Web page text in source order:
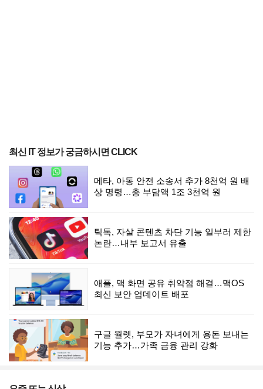
최신 IT 정보가 궁금하시면 CLICK
메타, 아동 안전 소송서 추가 8천억 원 배
상 명령…총 부담액 1조 3천억 원
틱톡, 자살 콘텐츠 차단 기능 일부러 제한
논란…내부 보고서 유출
애플, 맥 화면 공유 취약점 해결…맥OS
최신 보안 업데이트 배포
구글 월렛, 부모가 자녀에게 용돈 보내는
기능 추가…가족 금융 관리 강화